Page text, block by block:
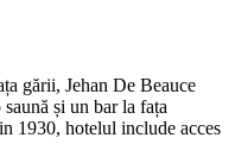
gării, Jehan De Beauce
și un bar la fața
1930, hotelul include acces